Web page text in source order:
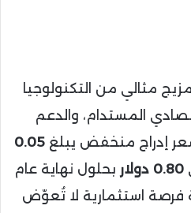
مثالي من التكنولوجيا
المستدام، والدعم
إدراج منخفض يبلغ 0.05
0.80 دولار
بحلول نهاية عام
فرصة استثمارية لا تُعوّض